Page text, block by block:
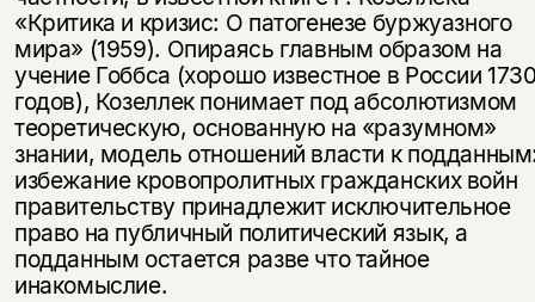
«Критика и кризис: О патогенезе буржуазного
мира» (1959). Опираясь главным образом на
учение Гоббса (хорошо известное в России
годов), Козеллек понимает под абсолютизмом
теоретическую, основанную на «разумном»
знании, модель отношений власти к
избежание кровопролитных гражданских войн
правительству принадлежит исключительное
право на публичный политический язык, а
подданным остается разве что тайное
инакомыслие.